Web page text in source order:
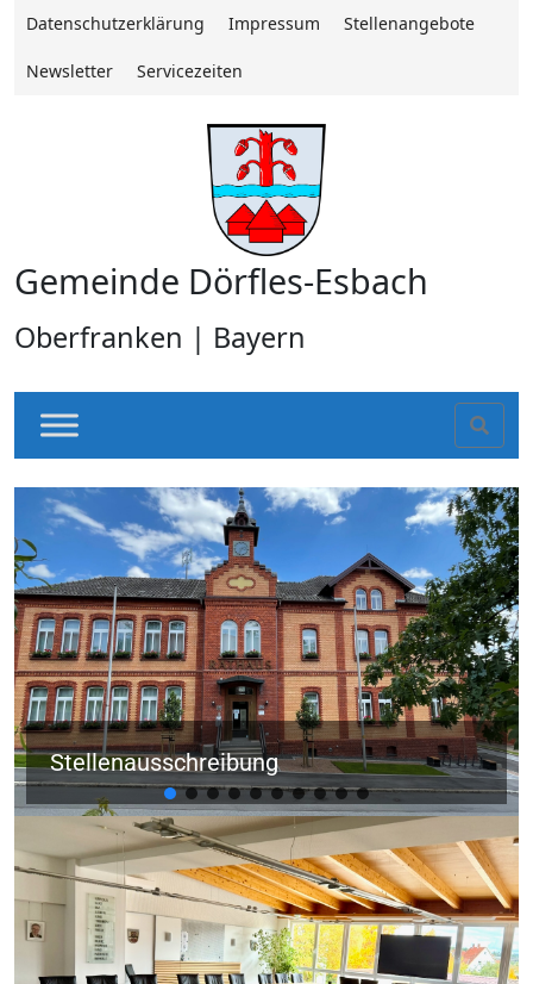
Datenschutzerklärung Impressum Stellenangebote
Newsletter Servicezeiten
Gemeinde Dörfles-Esbach
Oberfranken | Bayern
Stellenausschreibung